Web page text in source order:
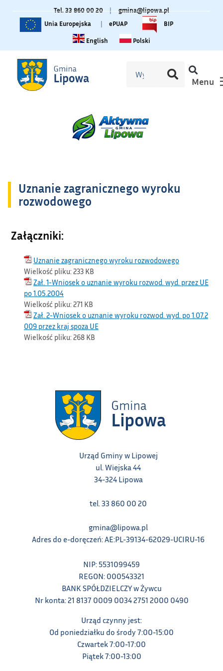
Tel. 33 860 00 20 |
gmina@lipowa.pl
Unia Europejska
| ePUAP
BIP
Change language to English
English Zmiana języka na polski
Polski
Menu
Uznanie zagranicznego wyroku
rozwodowego
Załączniki:
Uznanie zagranicznego wyroku rozwodowego
Wielkość pliku: 233 KB
Zał. 1-Wniosek o uznanie wyroku rozwod. wyd. przez UE
po 1.05.2004
Wielkość pliku: 271 KB
Zał. 2-Wniosek o uznanie wyroku rozwod. wyd. po 1.07.2
009 przez kraj spoza UE
Wielkość pliku: 268 KB
Urząd Gminy w Lipowej
ul. Wiejska 44
34-324 Lipowa
tel. 33 860 00 20
gmina@lipowa.pl
Adres do e-doręczeń: AE:PL-39134-62029-UCIRU-16
NIP: 5531099459
REGON: 000543321
BANK SPÓŁDZIELCZY w Żywcu
Nr konta: 21 8137 0009 0034 2751 2000 0490
Urząd czynny jest:
Od poniedziałku do środy 7:00-15:00
Czwartek 7:00-17:00
Piątek 7:00-13:00